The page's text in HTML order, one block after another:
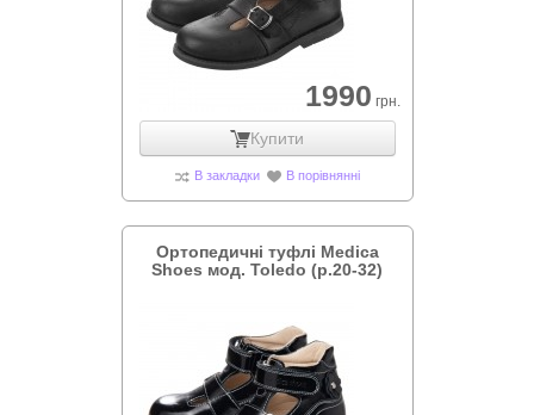
1990 грн.
Купити
В закладки В порівнянні
Ортопедичні туфлі Medica
Shoes мод. Toledo (р.20-32)